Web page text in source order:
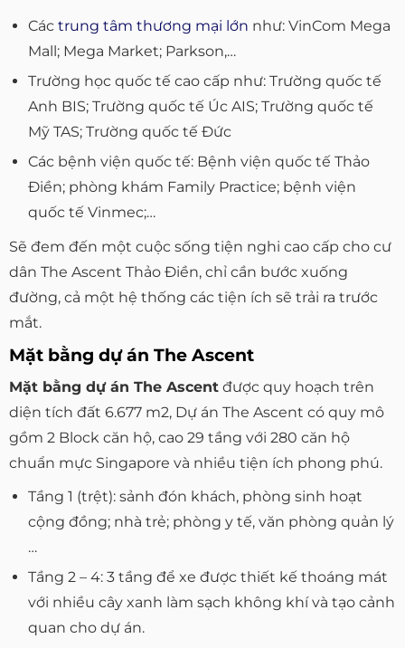
Các trung tâm thương mại lớn như: VinCom Mega
Mall; Mega Market; Parkson,…
Trường học quốc tế cao cấp như: Trường quốc tế
Anh BIS; Trường quốc tế Úc AIS; Trường quốc tế
Mỹ TAS; Trường quốc tế Đức
Các bệnh viện quốc tế: Bệnh viện quốc tế Thảo
Điền; phòng khám Family Practice; bệnh viện
quốc tế Vinmec;…
Sẽ đem đến một cuộc sống tiện nghi cao cấp cho cư
dân The Ascent Thảo Điền, chỉ cần bước xuống
đường, cả một hệ thống các tiện ích sẽ trải ra trước
mắt.
Mặt bằng dự án The Ascent
Mặt bằng dự án The Ascent được quy hoạch trên
diện tích đất 6.677 m2, Dự án The Ascent có quy mô
gồm 2 Block căn hộ, cao 29 tầng với 280 căn hộ
chuẩn mực Singapore và nhiều tiện ích phong phú.
Tầng 1 (trệt): sảnh đón khách, phòng sinh hoạt
cộng đồng; nhà trẻ; phòng y tế, văn phòng quản lý
…
Tầng 2 – 4: 3 tầng để xe được thiết kế thoáng mát
với nhiều cây xanh làm sạch không khí và tạo cảnh
quan cho dự án.